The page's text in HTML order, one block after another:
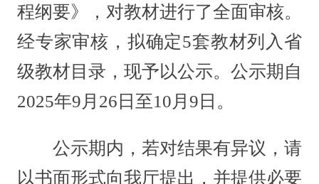
程纲要》，对教材进行了全面审核。
经专家审核，拟确定5套教材列入省
级教材目录，现予以公示。公示期自
2025年9月26日至10月9日。
公示期内，若对结果有异议，请
以书面形式向我厅提出，并提供必要